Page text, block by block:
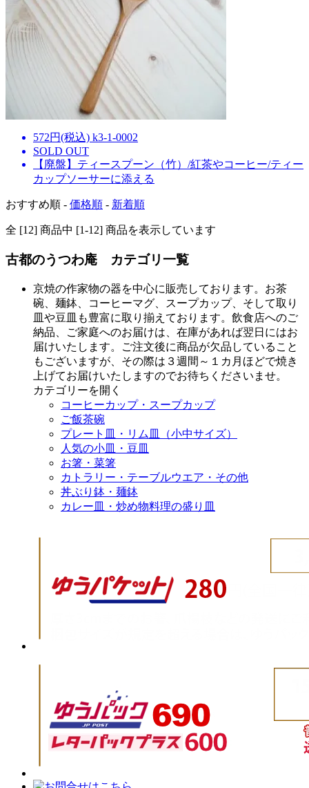
572円(税込) k3-1-0002
SOLD OUT
【廃盤】ティースプーン（竹）/紅茶やコーヒー/ティー
カップソーサーに添える
おすすめ順 - 価格順 - 新着順
全 [12] 商品中 [1-12] 商品を表示しています
古都のうつわ庵 カテゴリ一覧
京焼の作家物の器を中心に販売しております。お茶
碗、麺鉢、コーヒーマグ、スープカップ、そして取り
皿や豆皿も豊富に取り揃えております。飲食店へのご
納品、ご家庭へのお届けは、在庫があれば翌日にはお
届けいたします。ご注文後に商品が欠品していること
もございますが、その際は３週間～１カ月ほどで焼き
上げてお届けいたしますのでお待ちくださいませ。
カテゴリーを開く
コーヒーカップ・スープカップ
ご飯茶碗
プレート皿・リム皿（小中サイズ）
人気の小皿・豆皿
お箸・菜箸
カトラリー・テーブルウエア・その他
丼ぶり鉢・麺鉢
カレー皿・炒め物料理の盛り皿